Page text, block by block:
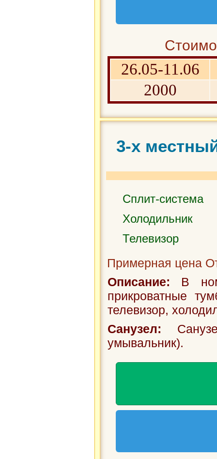
26.05-11.06
2000
3-х
Сплит-система
Холодильник
Телевизор
Примерная цена
Описание: В
прикроватные
телевизор,
Санузел:
умывальник).